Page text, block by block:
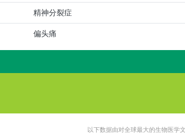
精神分裂症
偏头痛
以下数据由对全球最大的生物医学